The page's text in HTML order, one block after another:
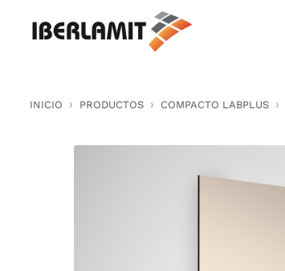
INICIO PRODUCTOS COMPACTO LABPLUS